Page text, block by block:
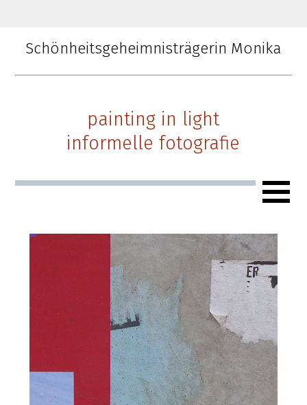
Schönheitsgeheimnisträgerin Monika
painting in light
informelle fotografie